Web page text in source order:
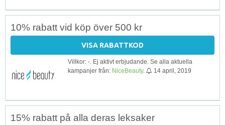
10% rabatt vid köp över 500 kr
VISA RABATTKOD
Villkor: -. Ej aktivt erbjudande. Se alla aktuella
kampanjer från: NiceBeauty. 14 april, 2019
15% rabatt på alla deras leksaker